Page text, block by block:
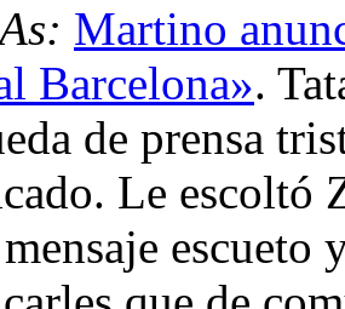
Martino
Barcelona».
de prensa
Le escoltó